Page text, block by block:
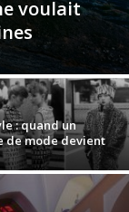
voulait
: quand un
de mode devient